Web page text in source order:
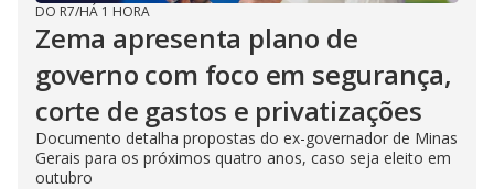
DO R7/HÁ 1 HORA
Zema apresenta plano de
governo com foco em segurança,
corte de gastos e privatizações
Documento detalha propostas do ex-governador de Minas
Gerais para os próximos quatro anos, caso seja eleito em
outubro